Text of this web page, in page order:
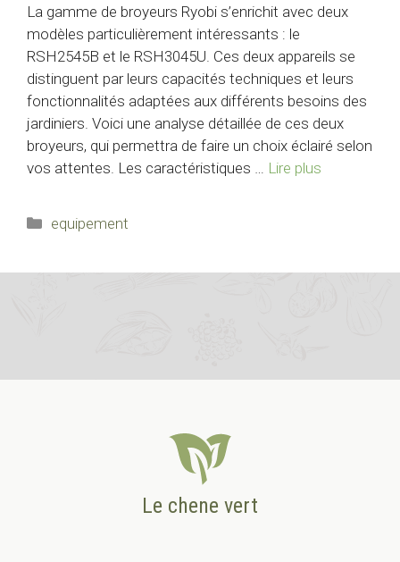
La gamme de broyeurs Ryobi s’enrichit avec deux
modèles particulièrement intéressants : le
RSH2545B et le RSH3045U. Ces deux appareils se
distinguent par leurs capacités techniques et leurs
fonctionnalités adaptées aux différents besoins des
jardiniers. Voici une analyse détaillée de ces deux
broyeurs, qui permettra de faire un choix éclairé selon
vos attentes. Les caractéristiques … Lire plus
Catégories
equipement
Le chene vert